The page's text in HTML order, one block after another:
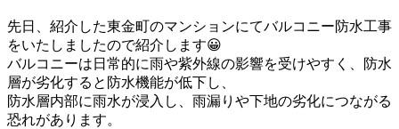
先日、紹介した東金町のマンションにてバルコニー防水工事
をいたしましたので紹介します😀
バルコニーは日常的に雨や紫外線の影響を受けやすく、防水
層が劣化すると防水機能が低下し、
防水層内部に雨水が浸入し、雨漏りや下地の劣化につながる
恐れがあります。